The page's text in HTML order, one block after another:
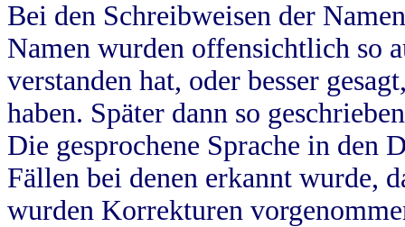
Bei den Schreibweisen der
Namen wurden offensichtlich so
verstanden hat, oder besser
haben. Später dann so
Die gesprochene Sprache in
Fällen bei denen erkannt wurde,
wurden Korrekturen